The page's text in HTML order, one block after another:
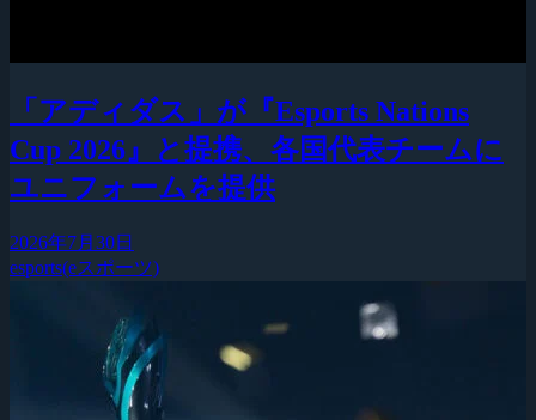
「アディダス」が『Esports Nations
Cup 2026』と提携、各国代表チームに
ユニフォームを提供
2026年7月30日
esports(eスポーツ)